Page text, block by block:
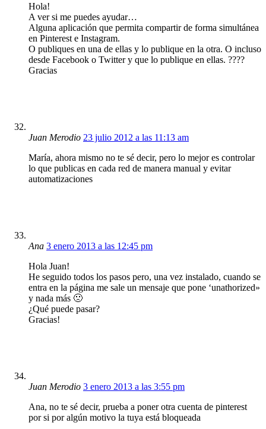
Hola!
A ver si me puedes ayudar…
Alguna aplicación que permita compartir de forma simultánea
en Pinterest e Instagram.
O publiques en una de ellas y lo publique en la otra. O incluso
desde Facebook o Twitter y que lo publique en ellas. ????
Gracias
Juan Merodio 23 julio 2012 a las 11:13 am
María, ahora mismo no te sé decir, pero lo mejor es controlar
lo que publicas en cada red de manera manual y evitar
automatizaciones
Ana 3 enero 2013 a las 12:45 pm
Hola Juan!
He seguido todos los pasos pero, una vez instalado, cuando se
entra en la página me sale un mensaje que pone ‘unathorized»
y nada más 🙁
¿Qué puede pasar?
Gracias!
Juan Merodio 3 enero 2013 a las 3:55 pm
Ana, no te sé decir, prueba a poner otra cuenta de pinterest
por si por algún motivo la tuya está bloqueada